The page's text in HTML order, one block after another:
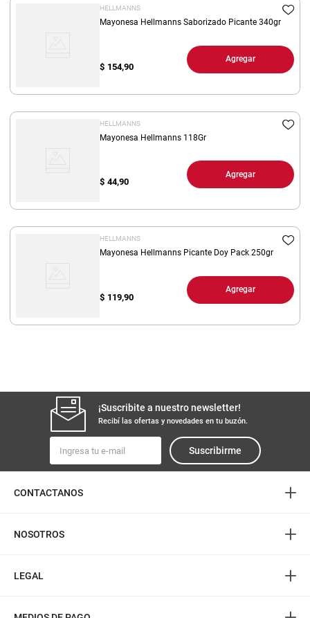
HELLMANNS
Mayonesa Hellmanns Saborizado Picante 340gr
$ 154,90
Agregar
HELLMANNS
Mayonesa Hellmanns 118Gr
$ 44,90
Agregar
HELLMANNS
Mayonesa Hellmanns Picante Doy Pack 250gr
$ 119,90
Agregar
¡Suscribite a nuestro newsletter!
Recibí las ofertas y novedades en tu buzón.
Suscribirme
CONTACTANOS +
NOSOTROS +
LEGAL +